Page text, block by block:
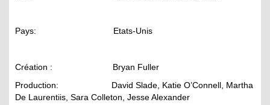
Pays: Etats-Unis
Création : Bryan Fuller
Production: David Slade, Katie O’Connell, Martha
De Laurentiis, Sara Colleton, Jesse Alexander